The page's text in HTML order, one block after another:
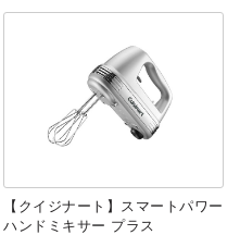
【クイジナート】スマートパワー
ハンドミキサー プラス